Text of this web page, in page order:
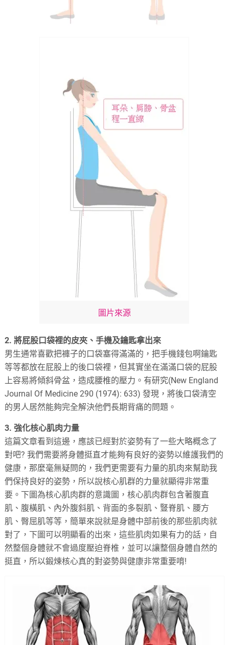
圖片來源
2. 將屁股口袋裡的皮夾、手機及鑰匙拿出來
男生通常喜歡把褲子的口袋塞得滿滿的，把手機錢包啊鑰匙
等等都放在屁股上的後口袋裡，但其實坐在滿滿口袋的屁股
上容易將傾斜骨盆，造成腰椎的壓力。有研究(New England
Journal Of Medicine 290 (1974): 633) 發現，將後口袋清空
的男人居然能夠完全解決他們長期背痛的問題。
3. 強化核心肌肉力量
這篇文章看到這邊，應該已經對於姿勢有了一些大略概念了
對吧? 我們需要將身體挺直才能夠有良好的姿勢以維護我們的
健康，那麼毫無疑問的，我們更需要有力量的肌肉來幫助我
們保持良好的姿勢，所以說核心肌群的力量就顯得非常重
要。下圖為核心肌肉群的意識圖，核心肌肉群包含著腹直
肌、腹橫肌、內外腹斜肌、背面的多裂肌、豎脊肌、腰方
肌、臀屈肌等等，簡單來說就是身體中部前後的那些肌肉就
對了，下圖可以明顯看的出來，這些肌肉如果有力的話，自
然整個身體就不會過度壓迫脊椎，並可以讓整個身體自然的
挺直，所以鍛煉核心真的對姿勢與健康非常重要唷!